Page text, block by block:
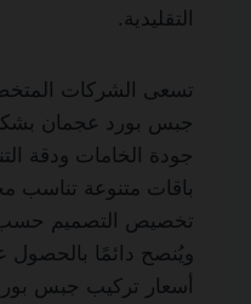
التقليدية.
تسعى الشركات
جبس بورد عجمان
جودة الخامات ودقة
باقات متنوعة تناسب
تخصيص التصميم حسب
ويُنصح دائمًا بالحصول
أسعار تركيب جبس